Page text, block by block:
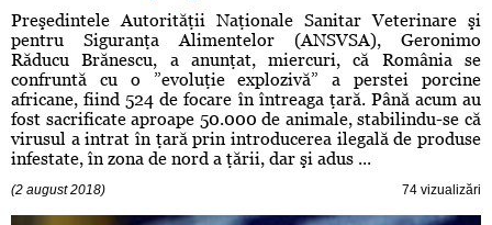
Preşedintele Autorităţii Naţionale Sanitar Veterinare şi
pentru Siguranţa Alimentelor (ANSVSA), Geronimo
Răducu Brănescu, a anunţat, miercuri, că România se
confruntă cu o ”evoluţie explozivă” a perstei porcine
africane, fiind 524 de focare în întreaga ţară. Până acum au
fost sacrificate aproape 50.000 de animale, stabilindu-se că
virusul a intrat în ţară prin introducerea ilegală de produse
infestate, în zona de nord a ţării, dar şi adus ...
(2 august 2018) 74 vizualizări